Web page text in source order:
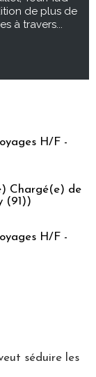
de plus de
à travers...
H/F -
Chargé(e) de
(91))
H/F -
séduire les